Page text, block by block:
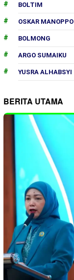
BOLTIM
OSKAR MANOPPO
BOLMONG
ARGO SUMAIKU
YUSRA ALHABSYI
BERITA UTAMA